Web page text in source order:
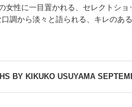
女性に一目置かれる、セレクトショ
調から淡々と語られる、キレのあ
BY KIKUKO USUYAMA